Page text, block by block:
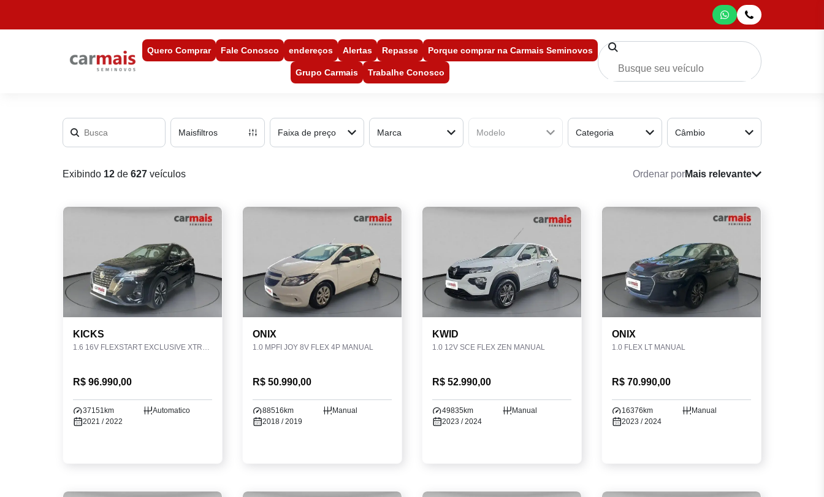
Quero Comprar Fale Conosco endereços Alertas Repasse Porque comprar na Carmais Seminovos
Grupo Carmais Trabalhe Conosco
Maisfiltros Faixa de preço Marca Modelo Categoria Câmbio
Exibindo 12 de 627 veículos Ordenar porMais relevante
KICKS
1.6 16V FLEXSTART EXCLUSIVE XTRONIC
R$ 96.990,00
37151km
Automatico
2021 / 2022
ONIX
1.0 MPFI JOY 8V FLEX 4P MANUAL
R$ 50.990,00
88516km
Manual
2018 / 2019
KWID
1.0 12V SCE FLEX ZEN MANUAL
R$ 52.990,00
49835km
Manual
2023 / 2024
ONIX
1.0 FLEX LT MANUAL
R$ 70.990,00
16376km
Manual
2023 / 2024